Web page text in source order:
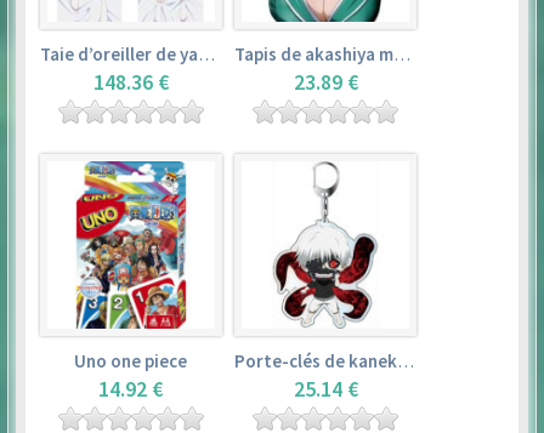
Taie d’oreiller de yamada elf – eromanga sensei
148.36 €
Tapis de akashiya moka – rosario + vampire
23.89 €
Uno one piece
14.92 €
Porte-clés de kaneki ken – tokyo ghoul
25.14 €